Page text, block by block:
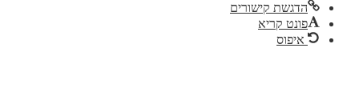
הדגשת קישורים
פונט קריא
איפוס